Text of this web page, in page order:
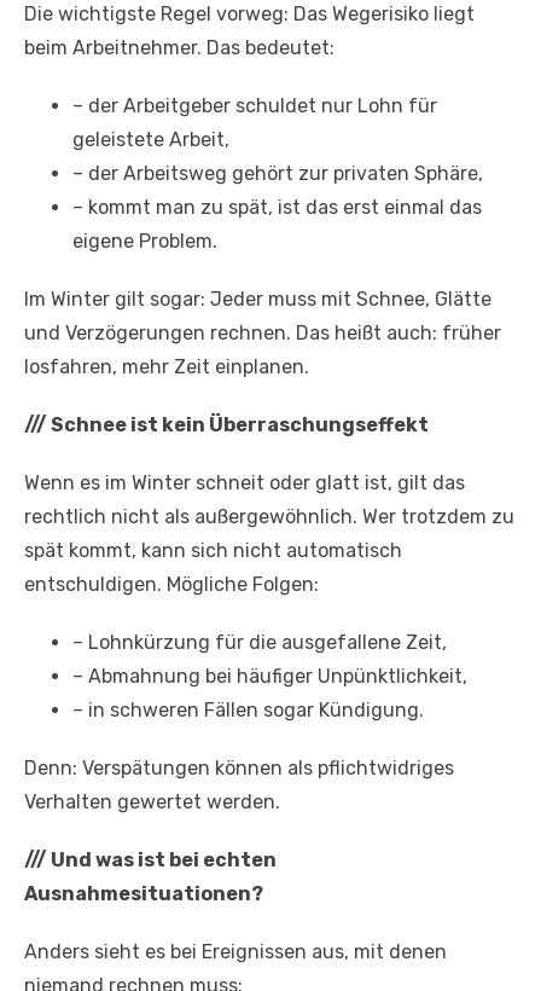
Die wichtigste Regel vorweg: Das Wegerisiko liegt
beim Arbeitnehmer. Das bedeutet:
– der Arbeitgeber schuldet nur Lohn für
geleistete Arbeit,
– der Arbeitsweg gehört zur privaten Sphäre,
– kommt man zu spät, ist das erst einmal das
eigene Problem.
Im Winter gilt sogar: Jeder muss mit Schnee, Glätte
und Verzögerungen rechnen. Das heißt auch: früher
losfahren, mehr Zeit einplanen.
/// Schnee ist kein Überraschungseffekt
Wenn es im Winter schneit oder glatt ist, gilt das
rechtlich nicht als außergewöhnlich. Wer trotzdem zu
spät kommt, kann sich nicht automatisch
entschuldigen. Mögliche Folgen:
– Lohnkürzung für die ausgefallene Zeit,
– Abmahnung bei häufiger Unpünktlichkeit,
– in schweren Fällen sogar Kündigung.
Denn: Verspätungen können als pflichtwidriges
Verhalten gewertet werden.
/// Und was ist bei echten
Ausnahmesituationen?
Anders sieht es bei Ereignissen aus, mit denen
niemand rechnen muss: